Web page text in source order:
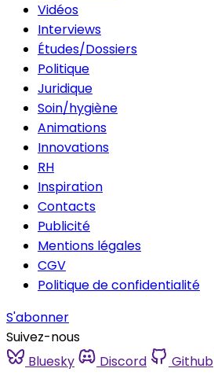
Vidéos
Interviews
Études/Dossiers
Politique
Juridique
Soin/hygiène
Animations
Innovations
RH
Inspiration
Contacts
Publicité
Mentions légales
CGV
Politique de confidentialité
S'abonner
Suivez-nous
Bluesky
Discord Github